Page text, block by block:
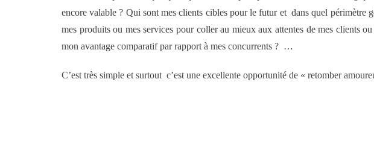
encore valable ? Qui sont mes clients cibles pour le futur et dans quel périmètre
mes produits ou mes services pour coller au mieux aux attentes de mes clients
mon avantage comparatif par rapport à mes concurrents ? …
C’est très simple et surtout c’est une excellente opportunité de « retomber